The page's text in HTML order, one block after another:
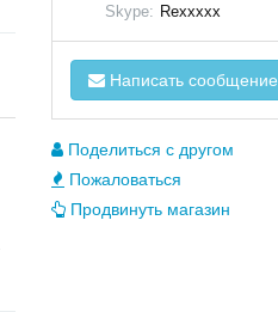
Skype: Rexxxxx
Написать сообщение
Поделиться с другом
Пожаловаться
Продвинуть магазин